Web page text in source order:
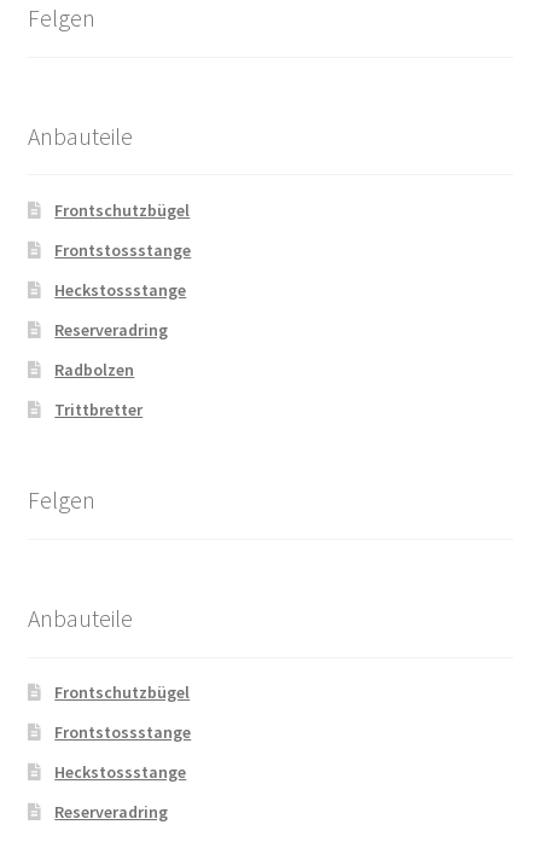
Felgen
Anbauteile
Frontschutzbügel
Frontstossstange
Heckstossstange
Reserveradring
Radbolzen
Trittbretter
Felgen
Anbauteile
Frontschutzbügel
Frontstossstange
Heckstossstange
Reserveradring